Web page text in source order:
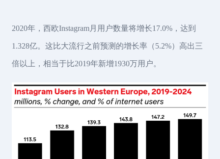
2020年，西欧Instagram月用户数量将增长17.0%，达到
1.328亿。这比大流行之前预测的增长率（5.2%）高出三
倍以上，相当于比2019年新增1930万用户。